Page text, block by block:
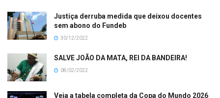
Justiça derruba medida que deixou docentes
sem abono do Fundeb
30/12/2022
SALVE JOÃO DA MATA, REI DA BANDEIRA!
08/02/2022
Veja a tabela completa da Copa do Mundo 2026